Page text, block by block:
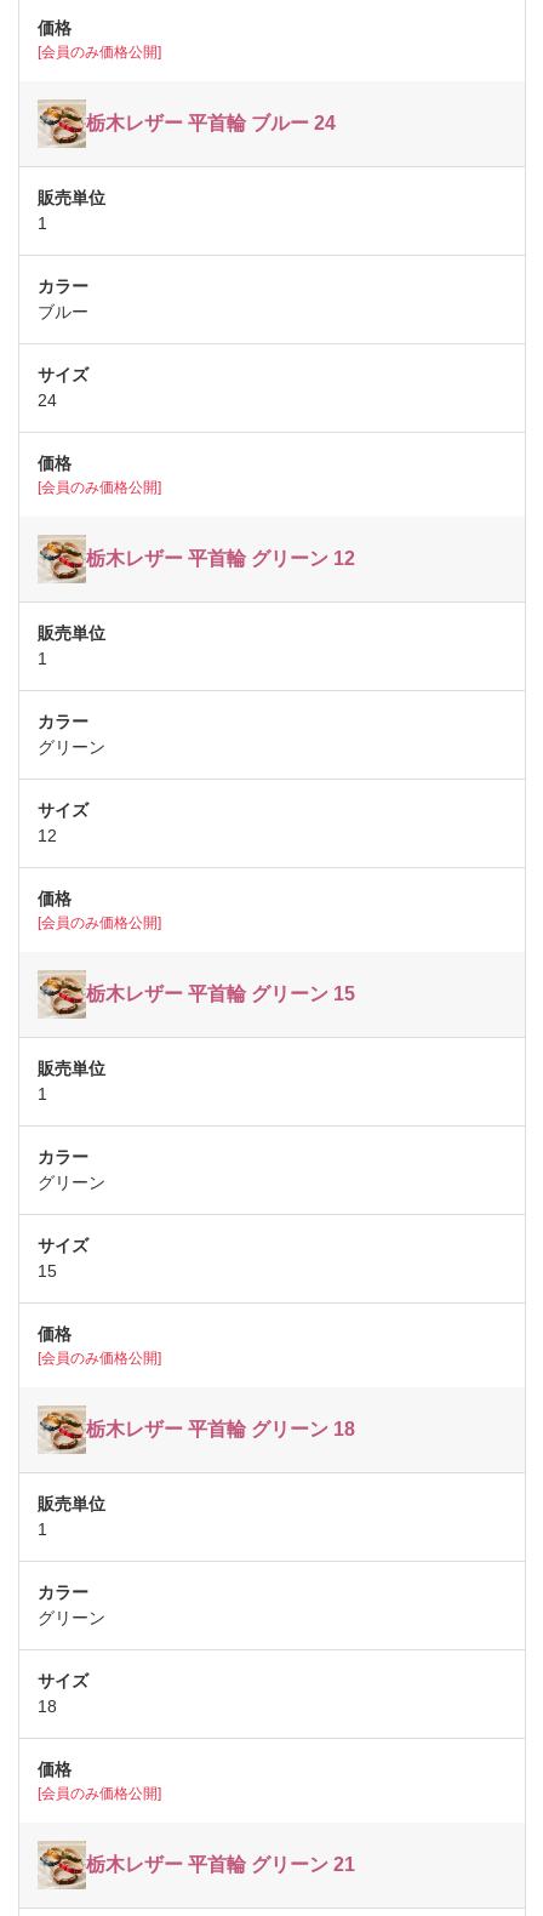
[会員のみ価格公開]
栃木レザー 平首輪 ブルー 24
1
ブルー
24
[会員のみ価格公開]
栃木レザー 平首輪 グリーン 12
1
グリーン
12
[会員のみ価格公開]
栃木レザー 平首輪 グリーン 15
1
グリーン
15
[会員のみ価格公開]
栃木レザー 平首輪 グリーン 18
1
グリーン
18
[会員のみ価格公開]
栃木レザー 平首輪 グリーン 21